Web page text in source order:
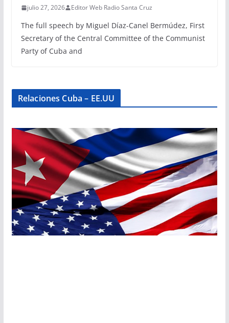
julio 27, 2026 Editor Web Radio Santa Cruz
The full speech by Miguel Díaz-Canel Bermúdez, First
Secretary of the Central Committee of the Communist
Party of Cuba and
Relaciones Cuba – EE.UU